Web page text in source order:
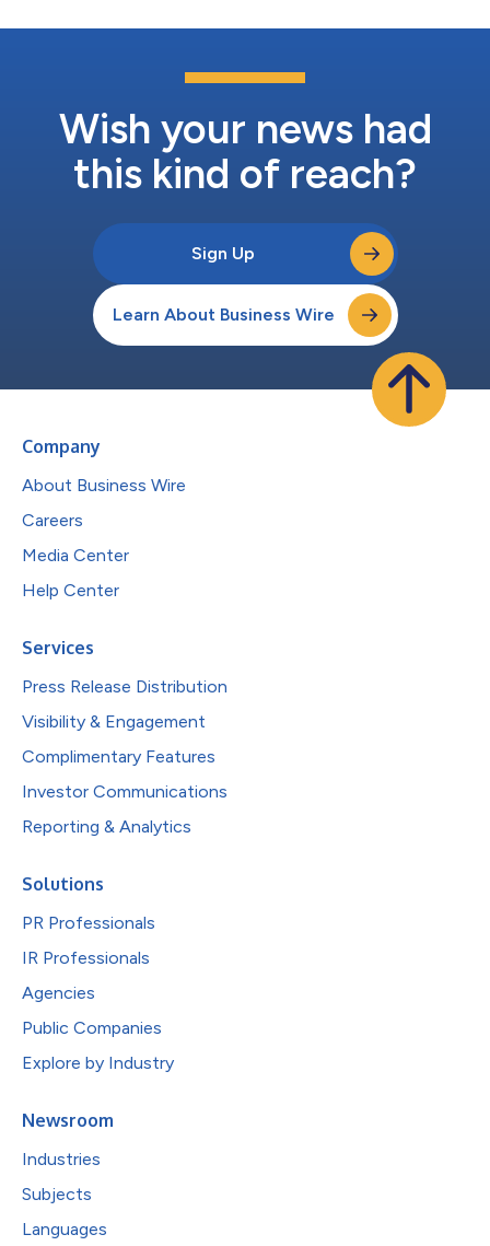
品局（FDA）の承認を2発表済みです。 初めてかつ唯一のCIDPに
HYQVIAは、ヒアルロニダーゼ成分が皮膚と筋肉の間の皮下組織
における大量の人免疫グロブリン（IG）の拡散と吸収を促進する
きる可能性を患者に提供します。HYQVIAは、...
Wish your news had
this kind of reach?
Sign Up
Learn About Business Wire
Company
About Business Wire
Careers
Media Center
Help Center
Services
Press Release Distribution
Visibility & Engagement
Complimentary Features
Investor Communications
Reporting & Analytics
Solutions
PR Professionals
IR Professionals
Agencies
Public Companies
Explore by Industry
Newsroom
Industries
Subjects
Languages